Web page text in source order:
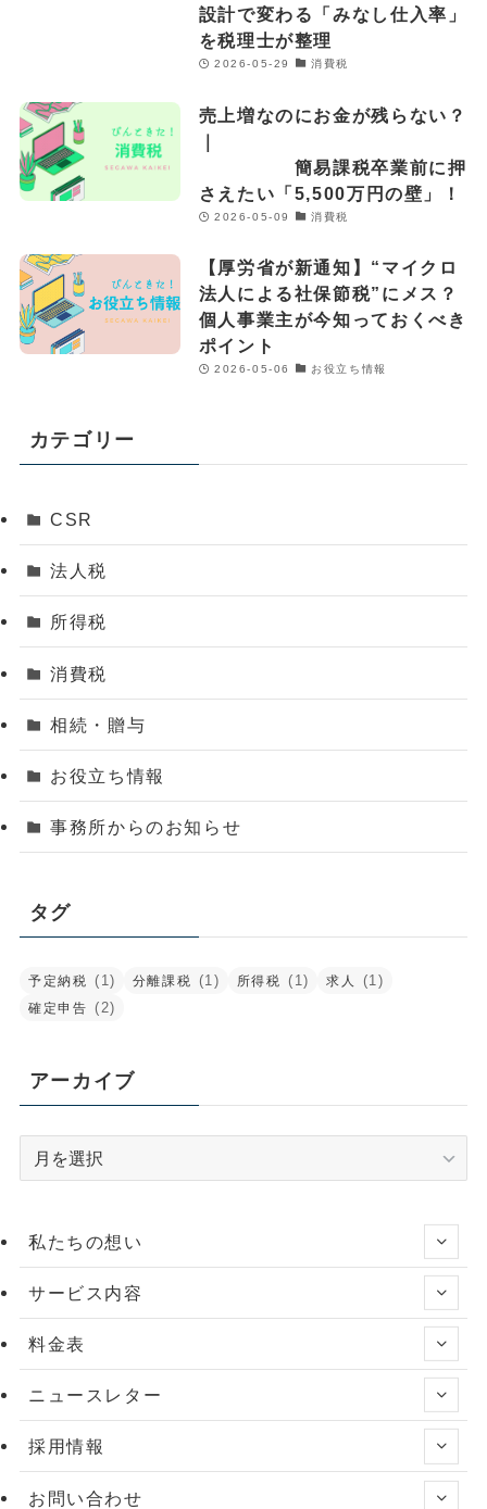
設計で変わる「みなし仕入率」
を税理士が整理
2026-05-29 消費税
売上増なのにお金が残らない？
｜
簡易課税卒業前に押
さえたい「5,500万円の壁」！
2026-05-09 消費税
【厚労省が新通知】“マイクロ
法人による社保節税”にメス？
個人事業主が今知っておくべき
ポイント
2026-05-06 お役立ち情報
カテゴリー
CSR
法人税
所得税
消費税
相続・贈与
お役立ち情報
事務所からのお知らせ
タグ
予定納税 (1) 分離課税 (1) 所得税 (1) 求人 (1)
確定申告 (2)
アーカイブ
ブ
私たちの想い
サービス内容
料金表
ニュースレター
採用情報
お問い合わせ